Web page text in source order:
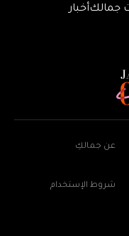
جمالكأخبار
عن جمالكِ
شروط الإستخدام